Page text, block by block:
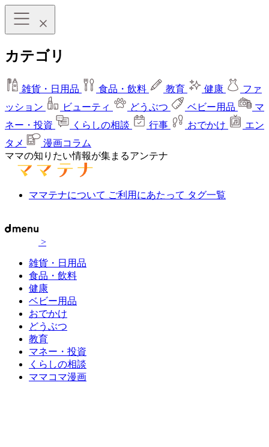
カテゴリ
雑貨・日用品 食品・飲料 教育 健康
ファ
ッション
ビューティ どうぶつ ベビー用品
マ
ネー・投資
くらしの相談 行事 おでかけ
エン
タメ
漫画コラム
ママの知りたい情報が集まるアンテナ
ママテナについて ご利用にあたって タグ一覧
>
雑貨・日用品
食品・飲料
健康
ベビー用品
おでかけ
どうぶつ
教育
マネー・投資
くらしの相談
ママコマ漫画